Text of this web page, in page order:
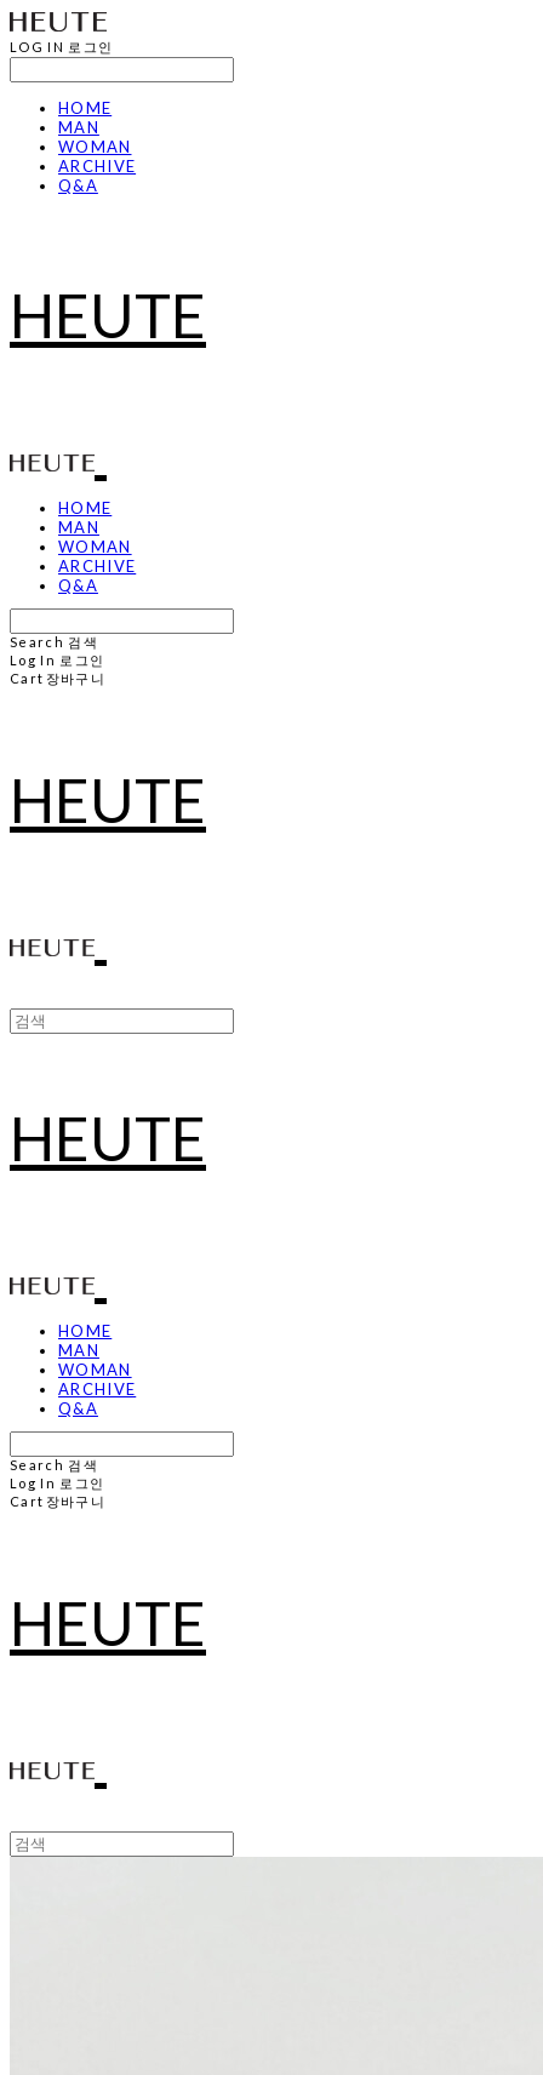
LOG IN 로그인
HOME
MAN
WOMAN
ARCHIVE
Q&A
HEUTE
HOME
MAN
WOMAN
ARCHIVE
Q&A
Search 검색
Log In 로그인
Cart 장바구니
HEUTE
HEUTE
HOME
MAN
WOMAN
ARCHIVE
Q&A
Search 검색
Log In 로그인
Cart 장바구니
HEUTE